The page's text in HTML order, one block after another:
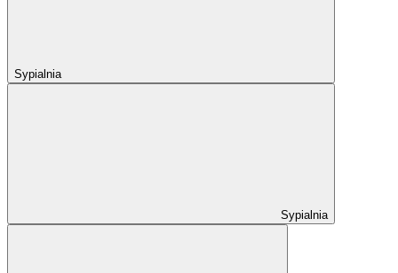
Sypialnia
Sypialnia